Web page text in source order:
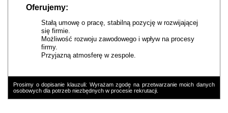
Oferujemy:
Stałą umowę o pracę, stabilną pozycję w rozwijającej
się firmie.
Możliwość rozwoju zawodowego i wpływ na procesy
firmy.
Przyjazną atmosferę w zespole.
Prosimy o dopisanie klauzuli: Wyrażam zgodę na przetwarzanie moich danych
osobowych dla potrzeb niezbędnych w procesie rekrutacji.